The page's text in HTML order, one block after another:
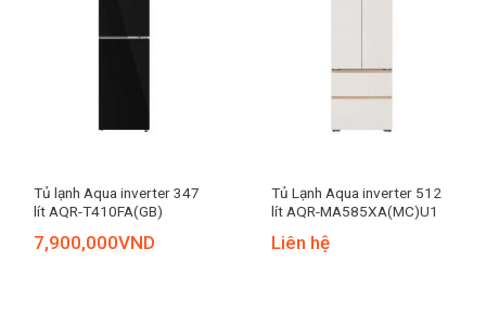
Tủ lạnh Aqua inverter 347
lít AQR-T410FA(GB)
7,900,000VND
Tủ Lạnh Aqua inverter 512
lít AQR-MA585XA(MC)U1
Liên hệ